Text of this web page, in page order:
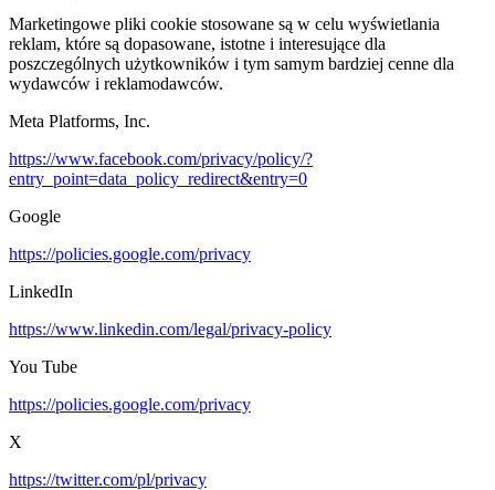
Marketingowe pliki cookie stosowane są w celu wyświetlania
reklam, które są dopasowane, istotne i interesujące dla
poszczególnych użytkowników i tym samym bardziej cenne dla
wydawców i reklamodawców.
Meta Platforms, Inc.
https://www.facebook.com/privacy/policy/?
entry_point=data_policy_redirect&entry=0
Google
https://policies.google.com/privacy
LinkedIn
https://www.linkedin.com/legal/privacy-policy
You Tube
https://policies.google.com/privacy
X
https://twitter.com/pl/privacy